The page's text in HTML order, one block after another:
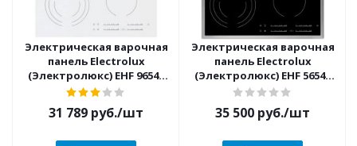
Электрическая варочная
панель Electrolux
(Электролюкс) EHF 96547
SW
31 789 руб./шт
Электрическая варочная
панель Electrolux
(Электролюкс) EHF 56547
XK
35 500 руб./шт